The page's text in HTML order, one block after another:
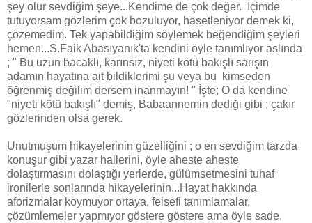
şey olur sevdiğim şeye...Kendime de çok değer. İçimde
tutuyorsam gözlerim çok bozuluyor, hasetleniyor demek ki,
çözemedim. Tek yapabildiğim söylemek beğendiğim şeyleri
hemen...S.Faik Abasıyanık'ta kendini öyle tanımlıyor aslında
; " Bu uzun bacaklı, karınsız, niyeti kötü bakışlı sarışın
adamın hayatına ait bildiklerimi şu veya bu kimseden
öğrenmiş değilim dersem inanmayın! " İşte; O da kendine
"niyeti kötü bakışlı" demiş, Babaannemin dediği gibi ; çakır
gözlerinden olsa gerek.
Unutmuşum hikayelerinin güzelliğini ; o en sevdiğim tarzda
konuşur gibi yazar hallerini, öyle aheste aheste
dolaştırmasını dolaştığı yerlerde, gülümsetmesini tuhaf
ironilerle sonlarında hikayelerinin...Hayat hakkında
aforizmalar koymuyor ortaya, felsefi tanımlamalar,
çözümlemeler yapmıyor göstere göstere ama öyle sade,